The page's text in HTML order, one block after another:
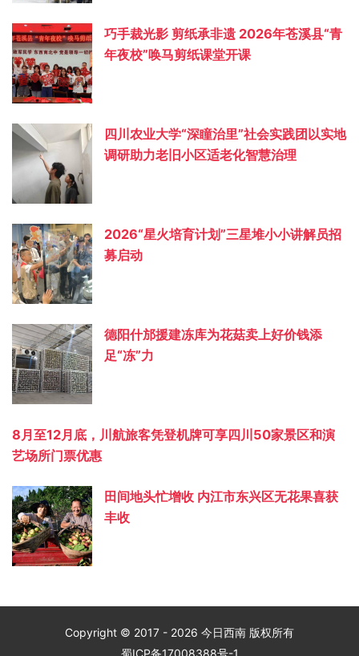
巧手裁光影 剪纸承非遗 2026年苍溪县“青
年夜校”唤马剪纸课堂开课
四川农业大学“深瞳治里”社会实践团以实地
调研助力老旧小区适老化智慧治理
2026“星火培育计划”三星堆小小讲解员招
募启动
德阳什邡援建冻库为花菇卖上好价钱添
足“冻”力
8月至12月底，川航旅客凭登机牌可享四川50家景区和演
艺场所门票优惠
田间地头忙增收 内江市东兴区无花果喜获
丰收
Copyright © 2017 - 2026 今日西南 版权所有
蜀ICP备17008388号-1